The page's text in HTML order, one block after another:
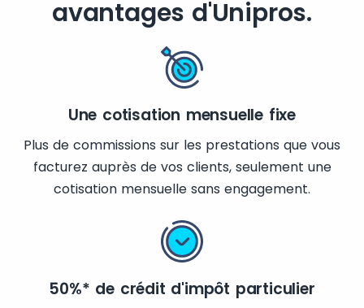
avantages d'Unipros.
Une cotisation mensuelle fixe
Plus de commissions sur les prestations que vous
facturez auprès de vos clients, seulement une
cotisation mensuelle sans engagement.
50%* de crédit d'impôt particulier